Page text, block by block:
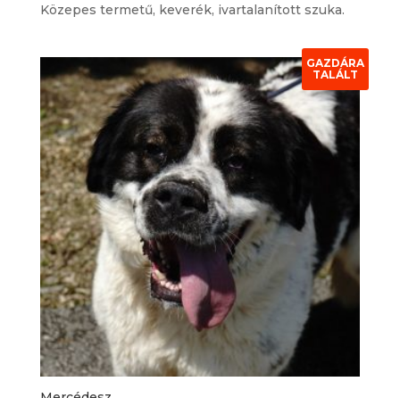
Közepes termetű, keverék, ivartalanított szuka.
GAZDÁRA
TALÁLT